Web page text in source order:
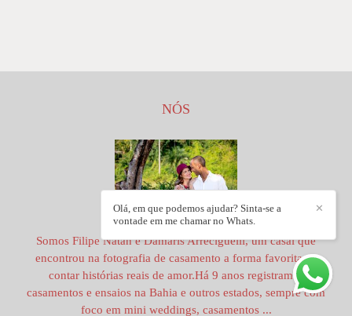
NÓS
Somos Filipe Natan e Damaris Arreciguelli, um casal que
encontrou na fotografia de casamento a forma favorita de
contar histórias reais de amor.Há 9 anos registramos
casamentos e ensaios na Bahia e outros estados, sempre com
foco em mini weddings, casamentos ...
✕
Olá, em que podemos ajudar? Sinta-se a
vontade em me chamar no Whats.